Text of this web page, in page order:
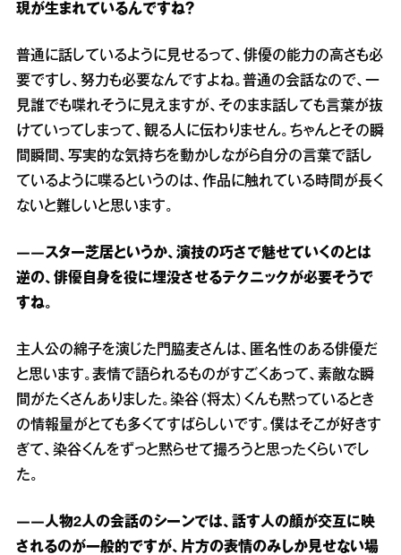
現が生まれているんですね？
普通に話しているように見せるって、俳優の能力の高さも必
要ですし、努力も必要なんですよね。普通の会話なので、一
見誰でも喋れそうに見えますが、そのまま話しても言葉が抜
けていってしまって、観る人に伝わりません。ちゃんとその瞬
間瞬間、写実的な気持ちを動かしながら自分の言葉で話し
ているように喋るというのは、作品に触れている時間が長く
ないと難しいと思います。
――スター芝居というか、演技の巧さで魅せていくのとは
逆の、俳優自身を役に埋没させるテクニックが必要そうで
すね。
主人公の綿子を演じた門脇麦さんは、匿名性のある俳優だ
と思います。表情で語られるものがすごくあって、素敵な瞬
間がたくさんありました。染谷（将太）くんも黙っているとき
の情報量がとても多くてすばらしいです。僕はそこが好きす
ぎて、染谷くんをずっと黙らせて撮ろうと思ったくらいでし
た。
――人物2人の会話のシーンでは、話す人の顔が交互に映
されるのが一般的ですが、片方の表情のみしか見せない場